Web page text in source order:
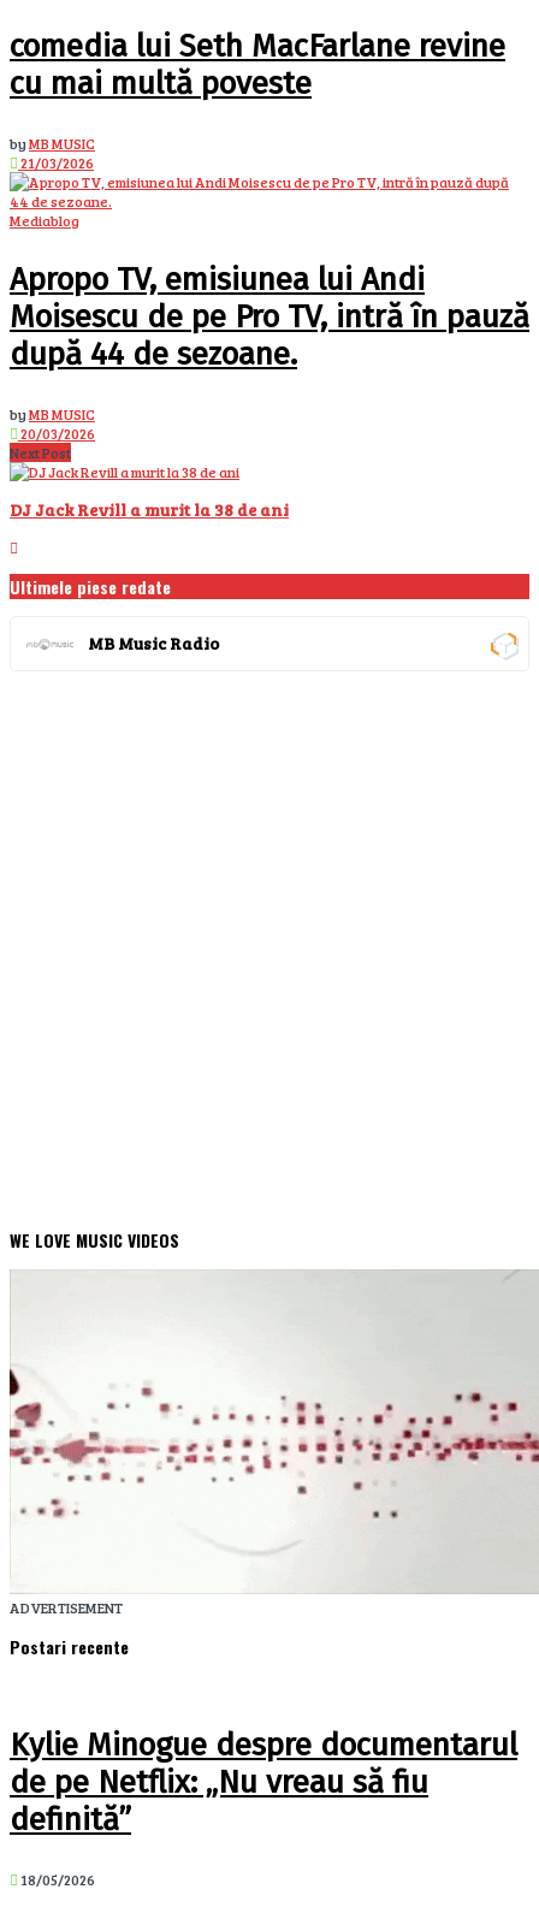
comedia lui Seth MacFarlane revine
cu mai multă poveste
byMB MUSIC
21/03/2026
Mediablog
Apropo TV, emisiunea lui Andi
Moisescu de pe Pro TV, intră în pauză
după 44 de sezoane.
byMB MUSIC
20/03/2026
Next Post
DJ Jack Revill a murit la 38 de ani
Ultimele piese redate
MB Music Radio
WE LOVE MUSIC VIDEOS
ADVERTISEMENT
Postari recente
Kylie Minogue despre documentarul
de pe Netflix: „Nu vreau să fiu
definită”
18/05/2026